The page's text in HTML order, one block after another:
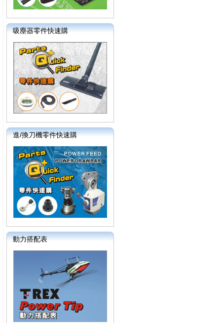
吸塵器零件快速購
進/換刀機零件快速購
動力搭配表